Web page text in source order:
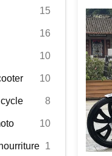
15
16
10
10
8
10
1